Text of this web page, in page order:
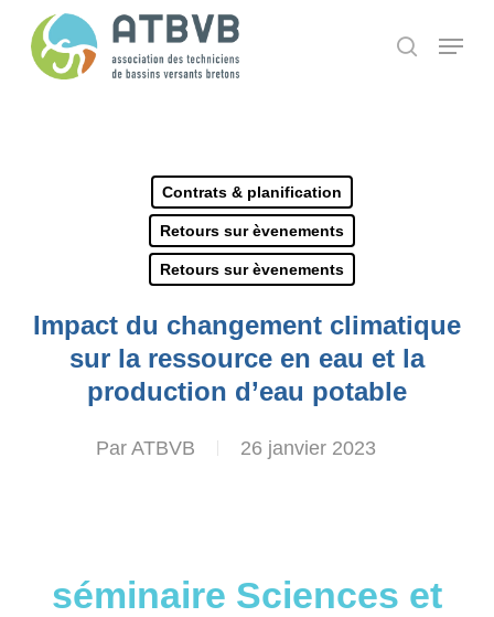
search
Menu
Contrats & planification
Retours sur èvenements
Retours sur èvenements
Impact du changement climatique
sur la ressource en eau et la
production d’eau potable
Par ATBVB 26 janvier 2023
séminaire Sciences et
Panneau de gestion des cookies